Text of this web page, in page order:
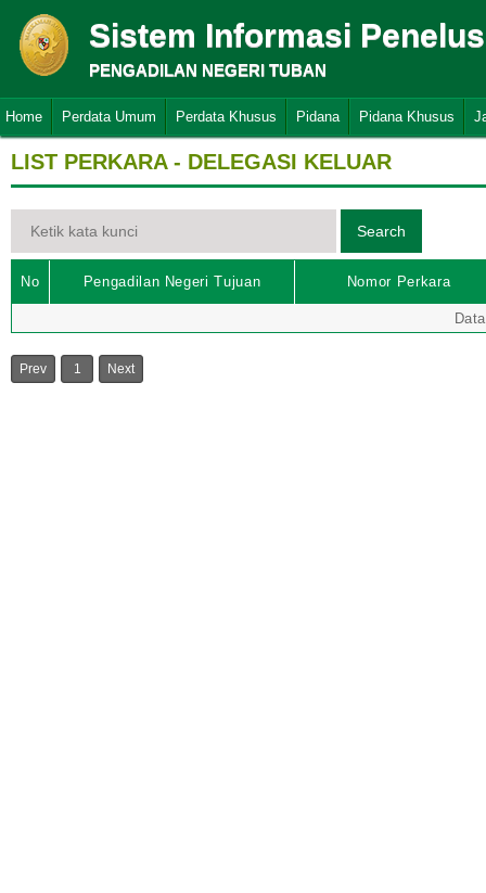
Sistem Informasi
PENGADILAN NEGERI TUBAN
Home Perdata Umum Perdata Khusus Pidana Pidana Khusus
LIST PERKARA - DELEGASI KELUAR
No Pengadilan Negeri Tujuan Nomor Perkara
Prev 1 Next